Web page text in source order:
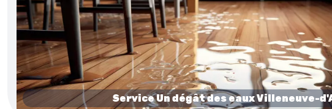
Service Un dégât des eaux Villeneuve-